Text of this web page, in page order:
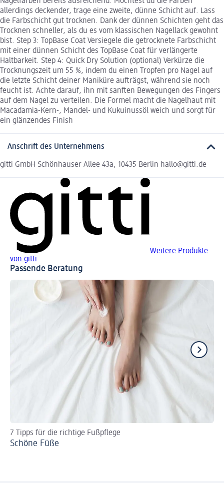
allerdings deckender, trage eine zweite, dünne Schicht auf. Lass
die Farbschicht gut trocknen. Dank der dünnen Schichten geht das
Trocknen schneller, als du es vom klassischen Nagellack gewohnt
bist. Step 3: TopBase Coat Versiegele die getrocknete Farbschicht
mit einer dünnen Schicht des TopBase Coat für verlängerte
Haltbarkeit. Step 4: Quick Dry Solution (optional) Verkürze die
Trocknungszeit um 55 %, indem du einen Tropfen pro Nagel auf
die letzte Schicht deiner Maniküre aufträgst, während sie noch
feucht ist. Achte darauf, ihn mit sanften Bewegungen des Fingers
auf dem Nagel zu verteilen. Die Formel macht die Nagelhaut mit
Macadamia-Kern-, Mandel- und Kukuinussöl weich und sorgt für
ein glänzendes Finish
Anschrift des Unternehmens
gitti GmbH Schönhauser Allee 43a, 10435 Berlin hallo@gitti.de
Weitere Produkte
von gitti
Passende Beratung
7 Tipps für die richtige Fußpflege
Schöne Füße